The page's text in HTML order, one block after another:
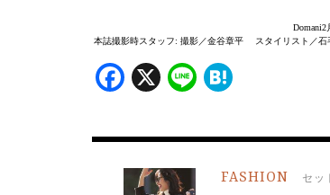
本誌撮影時スタッフ: 撮影／金谷章平 スタイリスト／石
Facebook
X Line
FASHION セッ